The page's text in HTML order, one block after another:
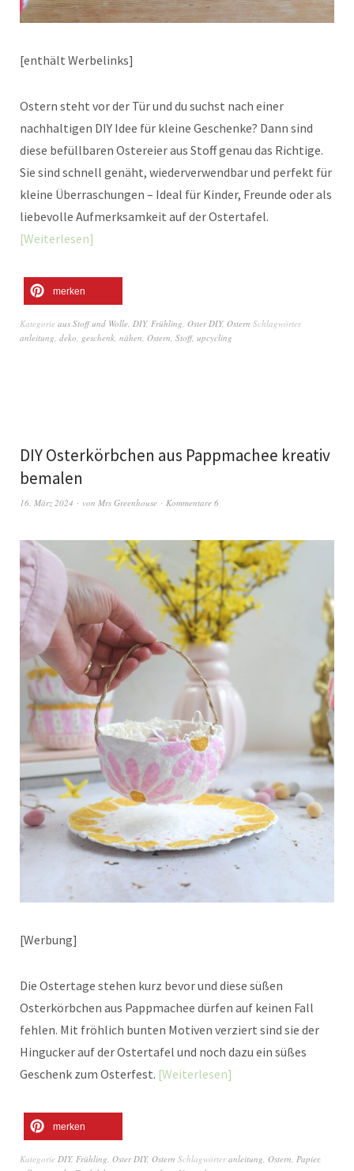
[enthält Werbelinks]
Ostern steht vor der Tür und du suchst nach einer
nachhaltigen DIY Idee für kleine Geschenke? Dann sind
diese befüllbaren Ostereier aus Stoff genau das Richtige.
Sie sind schnell genäht, wiederverwendbar und perfekt für
kleine Überraschungen – Ideal für Kinder, Freunde oder als
liebevolle Aufmerksamkeit auf der Ostertafel.
Weiterlesen
merken
Kategorie aus Stoff und Wolle DIY, Frühling Oster DIY, Ostern Schlagwörter
anleitung deko geschenk nähen Ostern Stoff, upcycling
DIY Osterkörbchen aus Pappmachee kreativ
bemalen
16. März 2024 von Mrs Greenhouse Kommentare 6
[Werbung]
Die Ostertage stehen kurz bevor und diese süßen
Osterkörbchen aus Pappmachee dürfen auf keinen Fall
fehlen. Mit fröhlich bunten Motiven verziert sind sie der
Hingucker auf der Ostertafel und noch dazu ein süßes
Geschenk zum Osterfest. Weiterlesen
merken
Kategorie DIY, Frühling Oster DIY, Ostern Schlagwörteranleitung Ostern Papier,